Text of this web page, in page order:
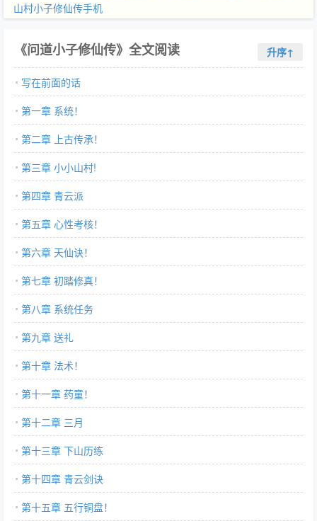
山村小子修仙传手机
《问道小子修仙传》全文阅读 升序↑
写在前面的话
第一章 系统！
第二章 上古传承！
第三章 小小山村!
第四章 青云派
第五章 心性考核！
第六章 天仙诀！
第七章 初踏修真！
第八章 系统任务
第九章 送礼
第十章 法术！
第十一章 药童！
第十二章 三月
第十三章 下山历练
第十四章 青云剑诀
第十五章 五行铜盘！